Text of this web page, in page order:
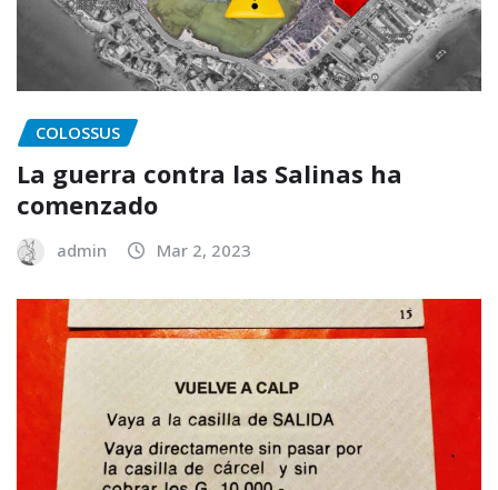
COLOSSUS
La guerra contra las Salinas ha
comenzado
admin Mar 2, 2023